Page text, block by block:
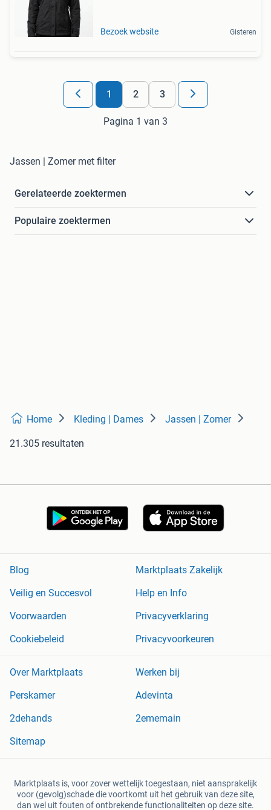
Bezoek website Gisteren
1 2 3
Pagina 1 van 3
Jassen | Zomer met filter
Gerelateerde zoektermen
Populaire zoektermen
Home Kleding | Dames Jassen | Zomer
21.305 resultaten
Blog
Marktplaats Zakelijk
Veilig en Succesvol
Help en Info
Voorwaarden
Privacyverklaring
Cookiebeleid
Privacyvoorkeuren
Over Marktplaats
Werken bij
Perskamer
Adevinta
2dehands
2ememain
Sitemap
Marktplaats is, voor zover wettelijk toegestaan, niet aansprakelijk
voor (gevolg)schade die voortkomt uit het gebruik van deze site,
dan wel uit fouten of ontbrekende functionaliteiten op deze site.